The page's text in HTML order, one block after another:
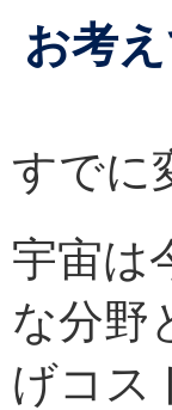
お考
すでに
宇宙は
な分野
げコス